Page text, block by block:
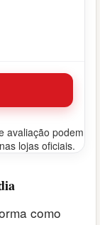
avaliação podem
lojas oficiais.
como